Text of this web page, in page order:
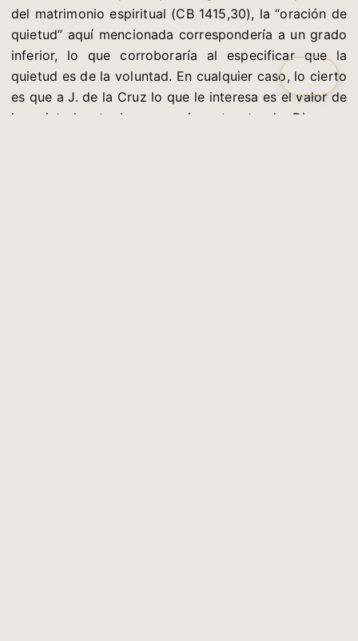
del matrimonio espiritual (CB 1415,30), la “oración de
quietud” aquí mencionada correspondería a un grado
inferior, lo que corroboraría al especificar que la
quietud es de la voluntad. En cualquier caso, lo cierto
es que a J. de la Cruz lo que le interesa es el valor de
la quietud ante la presencia actuante de Dios, no